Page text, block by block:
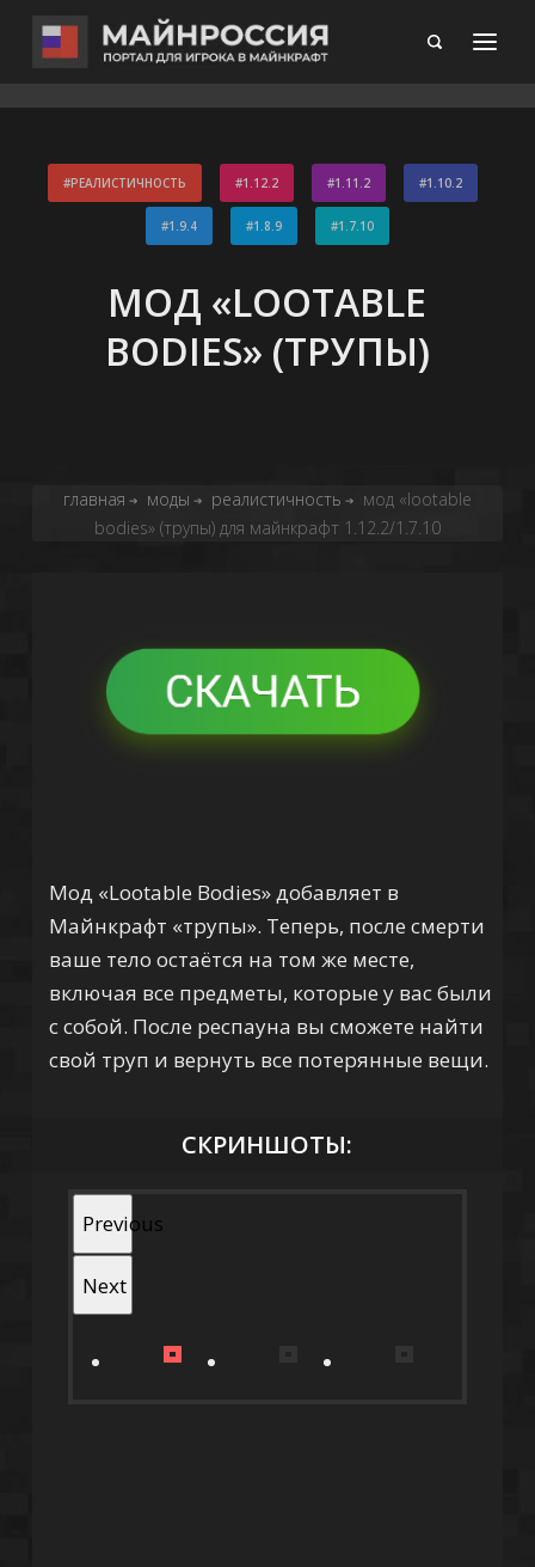
РЕАЛИСТИЧНОСТЬ 1.12.2 1.11.2 1.10.2
1.9.4 1.8.9 1.7.10
МОД «LOOTABLE
BODIES» (ТРУПЫ)
главная ➔ моды ➔ реалистичность ➔
мод «lootable
bodies» (трупы) для майнкрафт 1.12.2/1.7.10
Мод «Lootable Bodies» добавляет в
Майнкрафт «трупы». Теперь, после смерти
ваше тело остаётся на том же месте,
включая все предметы, которые у вас были
с собой. После респауна вы сможете найти
свой труп и вернуть все потерянные вещи.
СКРИНШОТЫ:
Previous
Next